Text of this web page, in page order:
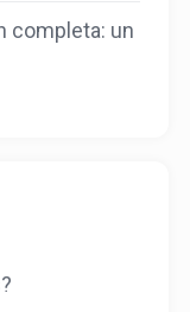
completa: un